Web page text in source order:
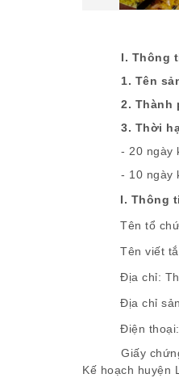
I. Thông
1. Tên
2. Thành
3. Thời
- 20 ngày
- 10 ngày
I. Thông
Tên tổ
Tên viết
Địa chỉ: T
Địa chỉ
Điện
Giấy
Kế hoạch huyện